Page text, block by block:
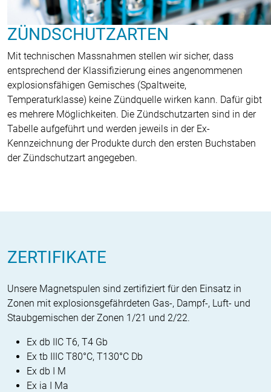
ZÜNDSCHUTZARTEN
Mit technischen Massnahmen stellen wir sicher, dass
entsprechend der Klassifizierung eines angenommenen
explosionsfähigen Gemisches (Spaltweite,
Temperaturklasse) keine Zündquelle wirken kann. Dafür gibt
es mehrere Möglichkeiten. Die Zündschutzarten sind in der
Tabelle aufgeführt und werden jeweils in der Ex-
Kennzeichnung der Produkte durch den ersten Buchstaben
der Zündschutzart angegeben.
ZERTIFIKATE
Unsere Magnetspulen sind zertifiziert für den Einsatz in
Zonen mit explosionsgefährdeten Gas-, Dampf-, Luft- und
Staubgemischen der Zonen 1/21 und 2/22.
Ex db IIC T6, T4 Gb
Ex tb IIIC T80°C, T130°C Db
Ex db I M
Ex ia I Ma